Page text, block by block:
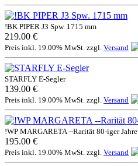
!BK PIPER J3 Spw. 1715 mm
219.00 €
Preis inkl. 19.00% MwSt. zzgl. Versand
STARFLY E-Segler
139.00 €
Preis inkl. 19.00% MwSt. zzgl. Versand
!WP MARGARETA --Rarität 80-iger Jahre
195.00 €
Preis inkl. 19.00% MwSt. zzgl. Versand